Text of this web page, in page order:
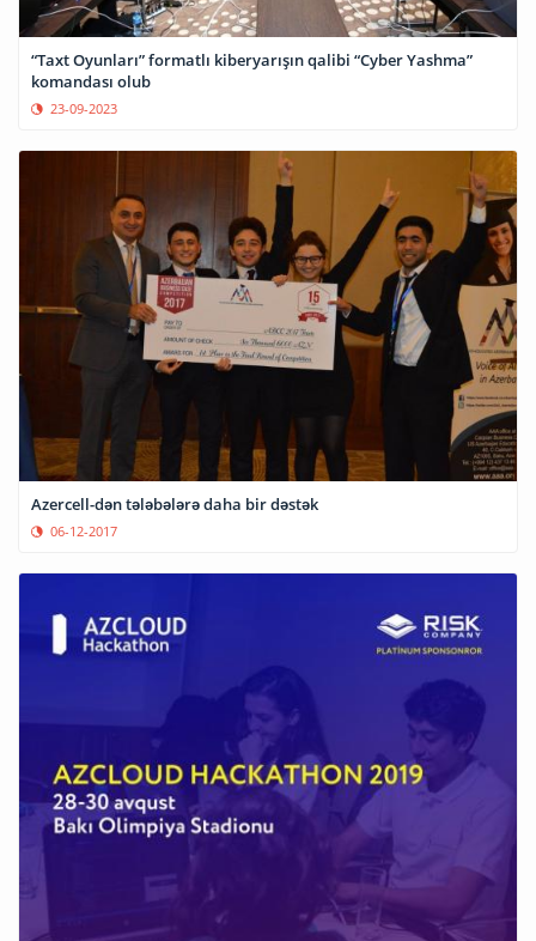
“Taxt Oyunları” formatlı kiberyarışın qalibi “Cyber Yashma”
komandası olub
23-09-2023
Azercell-dən tələbələrə daha bir dəstək
06-12-2017